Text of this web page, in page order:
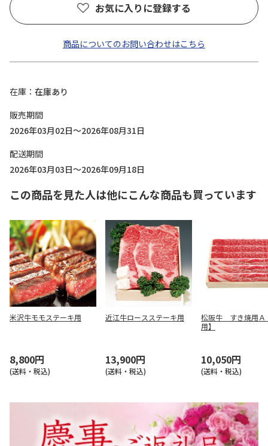
お気に入りに登録する
商品についてのお問い合わせはこちら
在庫
在庫あり
販売期間
2026年03月02日～2026年08月31日
配送期間
2026年03月03日～2026年09月18日
この商品を見た人は他にこんな商品も買っています
米沢牛モモステーキ用
8,800円
(送料・税込)
近江牛ロースステーキ用
13,900円
(送料・税込)
松阪牛 すき焼用Ａ
用】
10,050円
(送料・税込)